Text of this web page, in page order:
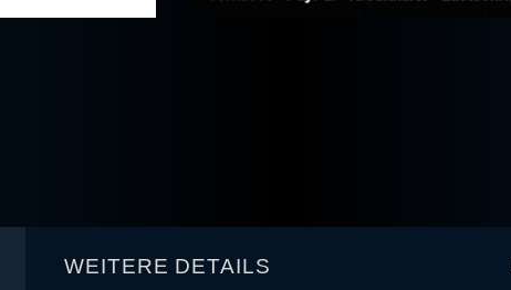
WEITERE DETAILS